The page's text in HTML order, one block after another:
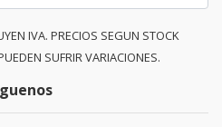
IVA. PRECIOS SEGUN STOCK
SUFRIR VARIACIONES.